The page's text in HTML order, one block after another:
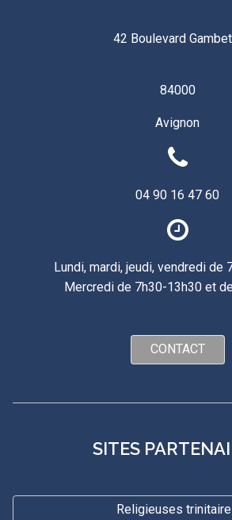
42 Boulevard
84000
Avignon
04 90 16 47 60
Lundi, mardi, jeudi, vendredi de
Mercredi de 7h30-13h30 et
CONTACT
SITES
Religieuses